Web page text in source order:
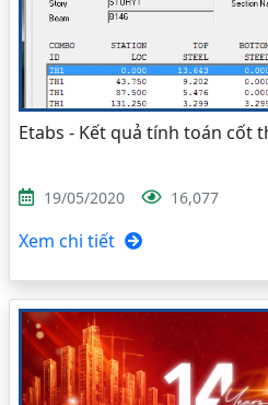
Etabs - Kết quả tính toán cốt
19/05/2020 16,077
Xem chi tiết